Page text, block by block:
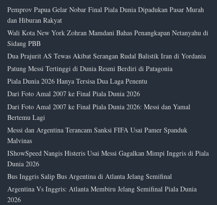
Pemprov Papua Gelar Nobar Final Piala Dunia Dipadukan Pasar Murah
dan Hiburan Rakyat
Wali Kota New York Zohran Mamdani Bahas Penangkapan Netanyahu di
Sidang PBB
Dua Prajurit AS Tewas Akibat Serangan Rudal Balistik Iran di Yordania
Patung Messi Tertinggi di Dunia Resmi Berdiri di Patagonia
Piala Dunia 2026 Hanya Tersisa Dua Laga Penentu
Dari Foto Amal 2007 ke Final Piala Dunia 2026
Dari Foto Amal 2007 ke Final Piala Dunia 2026: Messi dan Yamal
Bertemu Lagi
Messi dan Argentina Terancam Sanksi FIFA Usai Pamer Spanduk
Malvinas
IShowSpeed Nangis Histeris Usai Messi Gagalkan Mimpi Inggris di Piala
Dunia 2026
Bus Inggris Salip Bus Argentina di Atlanta Jelang Semifinal
Argentina Vs Inggris: Atlanta Membiru Jelang Semifinal Piala Dunia
2026